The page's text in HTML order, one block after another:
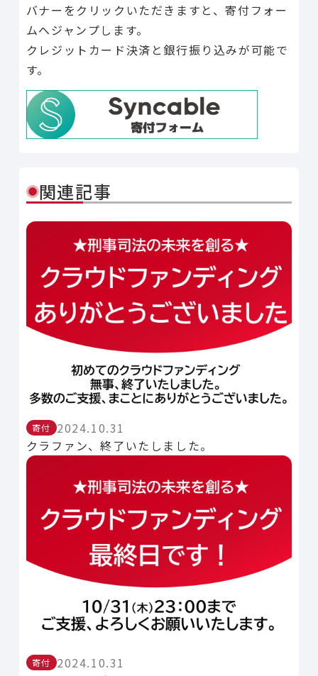
バナーをクリックいただきますと、寄付フォー
ムへジャンプします。
クレジットカード決済と銀行振り込みが可能で
す。
関連記事
寄付
2024.10.31
クラファン、終了いたしました。
寄付
2024.10.31